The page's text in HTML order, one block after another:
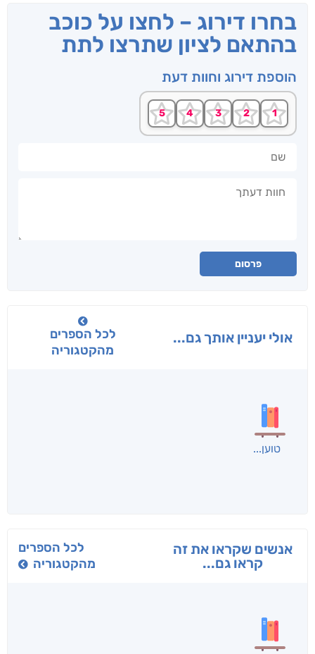
בחרו דירוג – לחצו על כוכב
בהתאם לציון שתרצו לתת
הוספת דירוג וחוות דעת
פרסום
אולי יעניין אותך גם...
לכל הספרים
מהקטגוריה
טוען
אנשים שקראו את זה
קראו גם...
לכל הספרים
מהקטגוריה